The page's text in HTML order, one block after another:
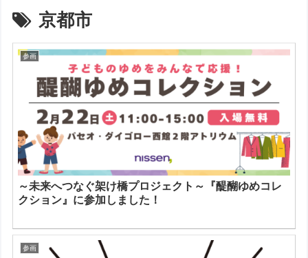
京都市
参画
～未来へつなぐ架け橋プロジェクト～『醍醐ゆめコレ
クション』に参加しました！
参画